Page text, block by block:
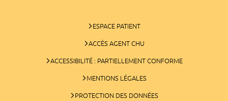
ESPACE PATIENT
ACCÈS AGENT CHU
ACCESSIBILITÉ : PARTIELLEMENT CONFORME
MENTIONS LÉGALES
PROTECTION DES DONNÉES